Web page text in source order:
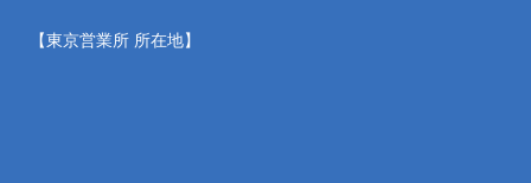
【東京営業所 所在地】